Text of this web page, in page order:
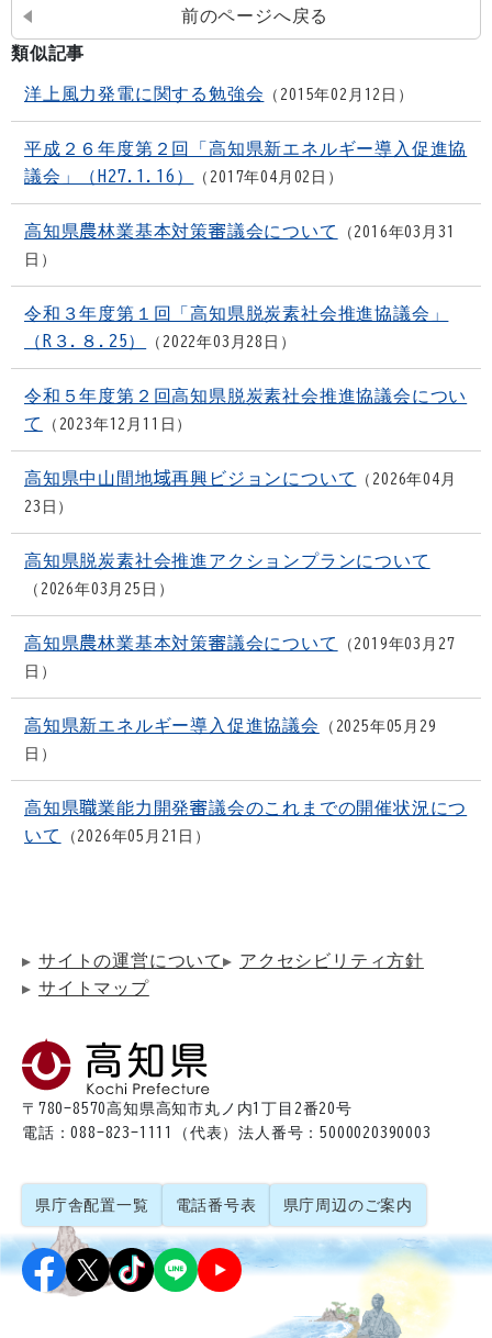
前のページへ戻る
類似記事
洋上風力発電に関する勉強会 2015年02月12日
平成２６年度第２回「高知県新エネルギー導入促進協
議会」（H27.1.16）
2017年04月02日
高知県農林業基本対策審議会について
2016年03月31
日
令和３年度第１回「高知県脱炭素社会推進協議会」
（R３.８.25）
2022年03月28日
令和５年度第２回高知県脱炭素社会推進協議会につい
て
2023年12月11日
高知県中山間地域再興ビジョンについて
2026年04月
23日
高知県脱炭素社会推進アクションプランについて
2026年03月25日
高知県農林業基本対策審議会について
2019年03月27
日
高知県新エネルギー導入促進協議会
2025年05月29
日
高知県職業能力開発審議会のこれまでの開催状況につ
いて
2026年05月21日
サイトの運営について
アクセシビリティ方針
サイトマップ
〒780-8570高知県高知市丸ノ内1丁目2番20号
電話：088-823-1111（代表）法人番号：5000020390003
県庁舎配置一覧 電話番号表 県庁周辺のご案内